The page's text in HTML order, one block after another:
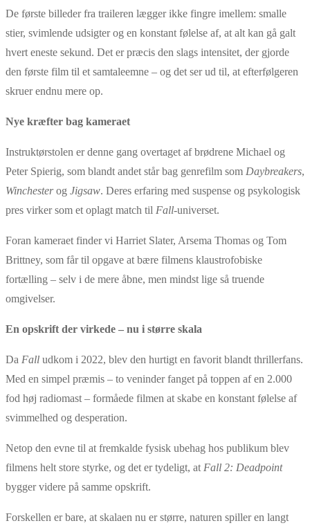
De første billeder fra traileren lægger ikke fingre imellem: smalle
stier, svimlende udsigter og en konstant følelse af, at alt kan gå galt
hvert eneste sekund. Det er præcis den slags intensitet, der gjorde
den første film til et samtaleemne – og det ser ud til, at efterfølgeren
skruer endnu mere op.
Nye kræfter bag kameraet
Instruktørstolen er denne gang overtaget af brødrene Michael og
Peter Spierig, som blandt andet står bag genrefilm som Daybreakers,
Winchesterog Jigsaw. Deres erfaring med suspense og psykologisk
pres virker som et oplagt match til Fall-universet.
Foran kameraet finder vi Harriet Slater, Arsema Thomas og Tom
Brittney, som får til opgave at bære filmens klaustrofobiske
fortælling – selv i de mere åbne, men mindst lige så truende
omgivelser.
En opskrift der virkede – nu i større skala
Da Fall udkom i 2022, blev den hurtigt en favorit blandt thrillerfans.
Med en simpel præmis – to veninder fanget på toppen af en 2.000
fod høj radiomast – formåede filmen at skabe en konstant følelse af
svimmelhed og desperation.
Netop den evne til at fremkalde fysisk ubehag hos publikum blev
filmens helt store styrke, og det er tydeligt, at Fall 2: Deadpoint
bygger videre på samme opskrift.
Forskellen er bare, at skalaen nu er større, naturen spiller en langt